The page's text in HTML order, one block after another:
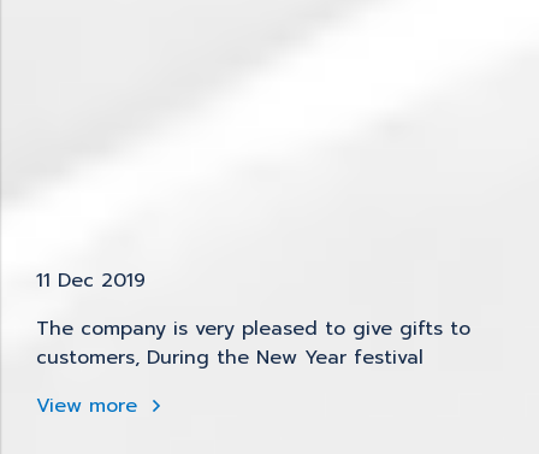
11 Dec 2019
The company is very pleased to give gifts to
customers, During the New Year festival
View more